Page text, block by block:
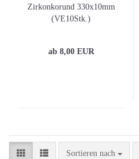
Zirkonkorund 330x10mm
(VE10Stk.)
ab 8,00 EUR
Sortieren nach
Sortieren nach